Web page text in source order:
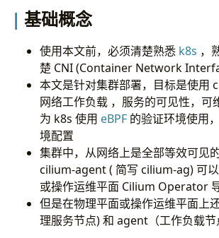
基础概念
介绍
k3s 介绍
cilium 介绍
配置前准备
基础准备
集群外部资源
k3s with cilium 各节点的入
编排工具 helm
安装 Cilium CLI
Cilium Agent 和 Cilium
快速上手 k3s with cilium
k3s 基本结构
部署计划
基础概念
使用本文前，必须清楚熟悉 k8s ，
楚 CNI (Container Network
本文是针对集群部署，目标是使用
网络工作负载 ，服务的可见性，可
为 k8s 使用 eBPF 的验证环境使用
境配置
集群中，从网络上是全部等效可见
cilium-agent ( 简写 cilium-ag) 可
或操作运维平面 Cilium Operator
但是在物理平面或操作运维平面上
理服务节点) 和 agent（工作负载节